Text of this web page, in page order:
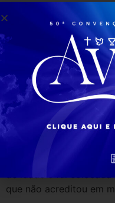
ví totalmente
nome foi parar no SPC
montante de
destruir a minha
em casa o Pastor
Luciana de
Queridos, paz seja
testemunho é grande,
Terra para que as
Maravilhoso fez por
de idade e fui colocada
que não acreditou em